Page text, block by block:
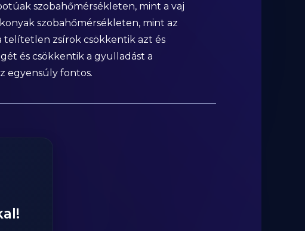
szobahőmérsékleten, mint a vaj
szobahőmérsékleten, mint az
telítetlen zsírok csökkentik azt és
és csökkentik a gyulladást a
egyensúly fontos.